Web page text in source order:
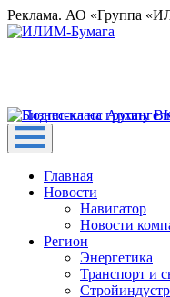
Реклама. АО «Группа
Главная
Новости
Навигатор
Новости
Регион
Энергетика
Транспорт и